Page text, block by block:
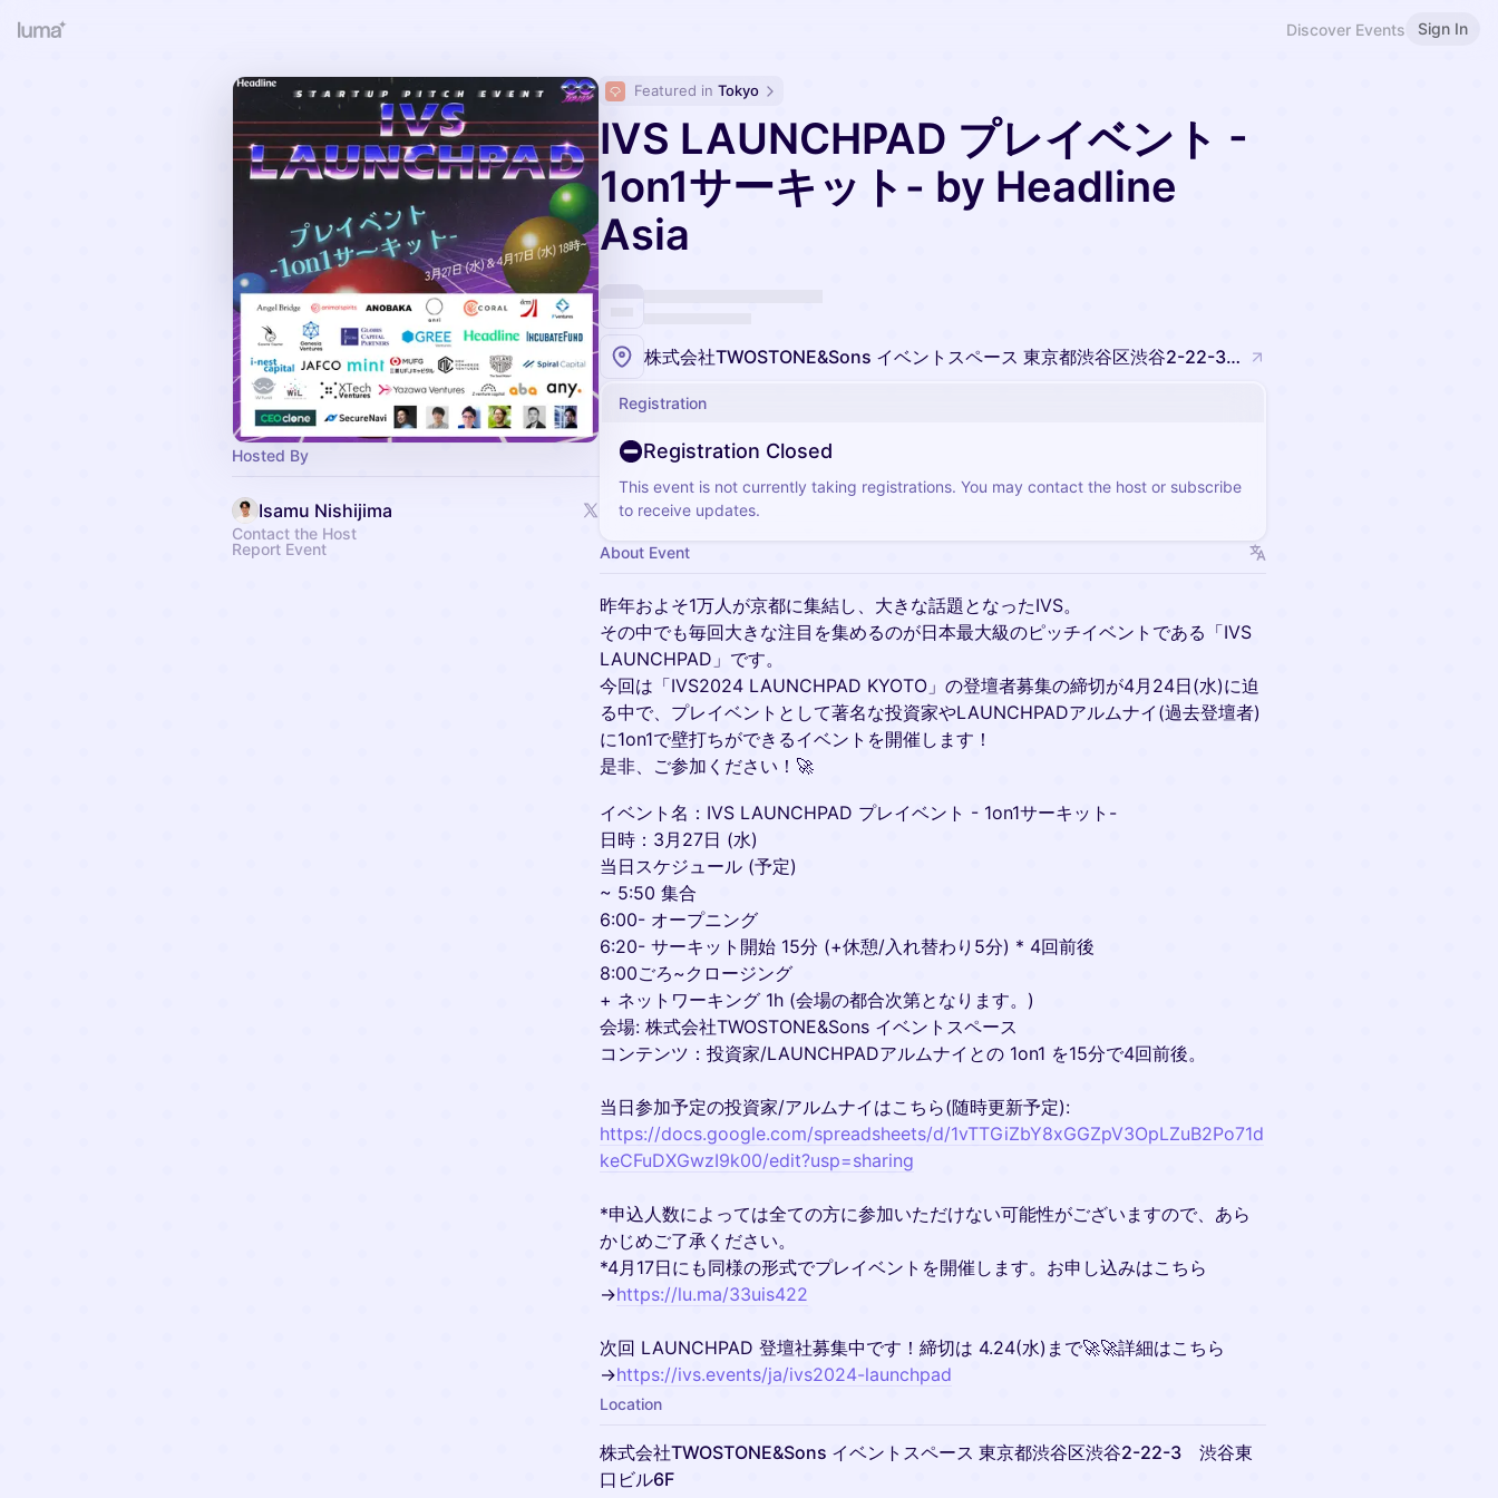
Discover Events Sign In
Hosted By
Isamu Nishijima
Contact the Host
Report Event
Featured in Tokyo
IVS LAUNCHPAD プレイベント -
1on1サーキット- by Headline
Asia
株式会社TWOSTONE&Sons イベントスペース 東京都渋谷区渋谷2-22-3 渋谷東口ビル6F
Registration
Registration Closed
This event is not currently taking registrations. You may contact the host or subscribe
to receive updates.
About Event
昨年およそ1万人が京都に集結し、大きな話題となったIVS。
その中でも毎回大きな注目を集めるのが日本最大級のピッチイベントである「IVS
LAUNCHPAD」です。
今回は「IVS2024 LAUNCHPAD KYOTO」の登壇者募集の締切が4月24日(水)に迫
る中で、プレイベントとして著名な投資家やLAUNCHPADアルムナイ(過去登壇者)
に1on1で壁打ちができるイベントを開催します！
是非、ご参加ください！🚀
イベント名：IVS LAUNCHPAD プレイベント - 1on1サーキット-
日時：3月27日 (水)
当日スケジュール (予定)
~ 5:50 集合
6:00- オープニング
6:20- サーキット開始 15分 (+休憩/入れ替わり5分) * 4回前後
8:00ごろ~クロージング
+ ネットワーキング 1h (会場の都合次第となります。)
会場: 株式会社TWOSTONE&Sons イベントスペース
コンテンツ：投資家/LAUNCHPADアルムナイとの 1on1 を15分で4回前後。
当日参加予定の投資家/アルムナイはこちら(随時更新予定):
https://docs.google.com/spreadsheets/d/1vTTGiZbY8xGGZpV3OpLZuB2Po71d
keCFuDXGwzI9k00/edit?usp=sharing
*申込人数によっては全ての方に参加いただけない可能性がございますので、あら
かじめご了承ください。
*4月17日にも同様の形式でプレイベントを開催します。お申し込みはこちら
→https://lu.ma/33uis422
次回 LAUNCHPAD 登壇社募集中です！締切は 4.24(水)まで🚀🚀詳細はこちら
→https://ivs.events/ja/ivs2024-launchpad
Location
株式会社TWOSTONE&Sons イベントスペース 東京都渋谷区渋谷2-22-3 渋谷東
口ビル6F